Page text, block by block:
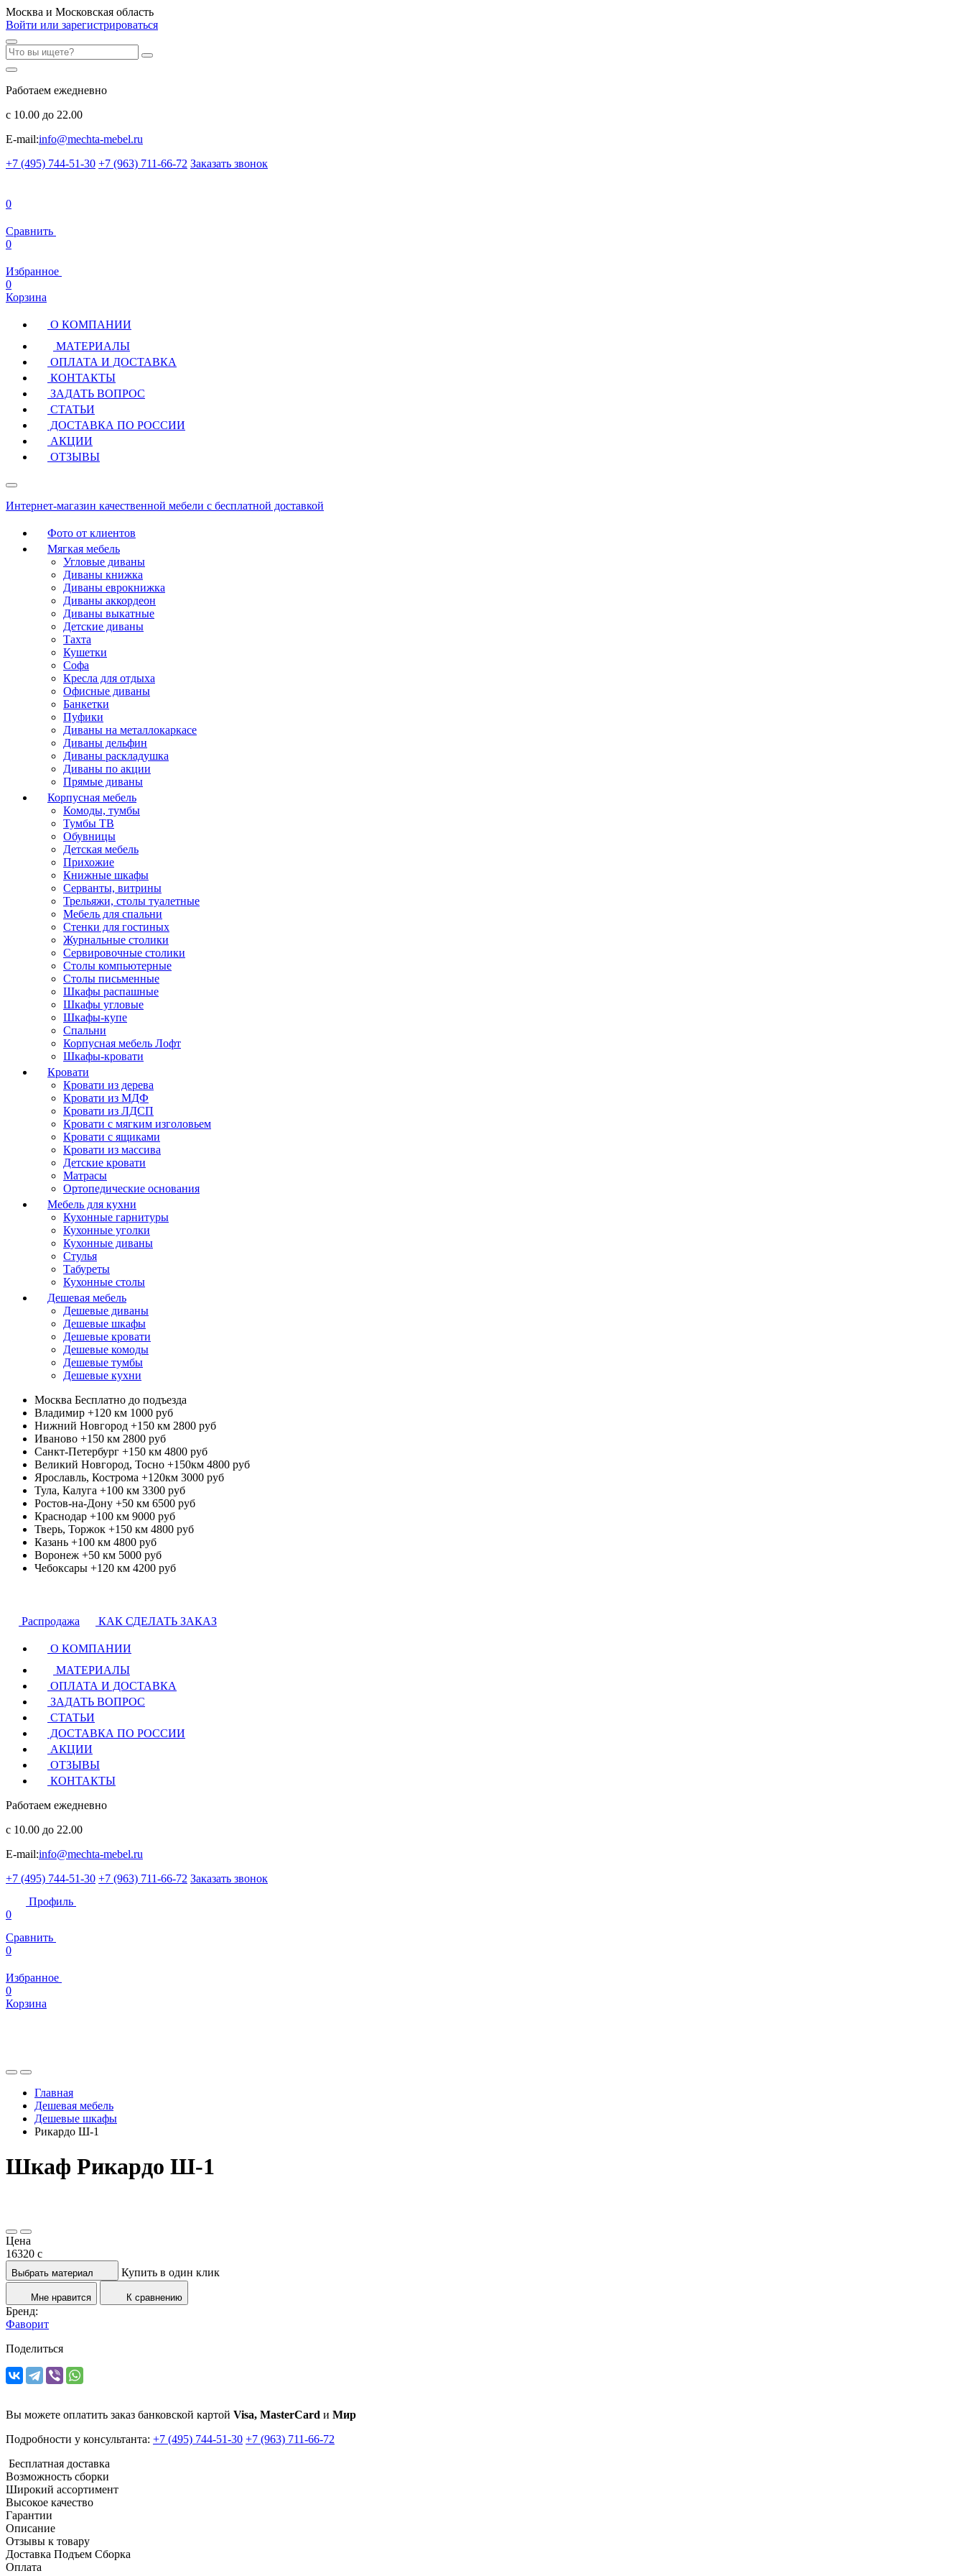
Москва и Московская область
Войти или зарегистрироваться
Работаем ежедневно
с 10.00 до 22.00
E-mail:info@mechta-mebel.ru
+7 (495) 744-51-30 +7 (963) 711-66-72 Заказать звонок
0
Сравнить
0
Избранное
0
Корзина
О КОМПАНИИ
МАТЕРИАЛЫ
ОПЛАТА И ДОСТАВКА
КОНТАКТЫ
ЗАДАТЬ ВОПРОС
СТАТЬИ
ДОСТАВКА ПО РОССИИ
АКЦИИ
ОТЗЫВЫ
Интернет-магазин качественной мебели с бесплатной доставкой
Фото от клиентов
Мягкая мебель
Угловые диваны
Диваны книжка
Диваны еврокнижка
Диваны аккордеон
Диваны выкатные
Детские диваны
Тахта
Кушетки
Софа
Кресла для отдыха
Офисные диваны
Банкетки
Пуфики
Диваны на металлокаркасе
Диваны дельфин
Диваны раскладушка
Диваны по акции
Прямые диваны
Корпусная мебель
Комоды, тумбы
Тумбы ТВ
Обувницы
Детская мебель
Прихожие
Книжные шкафы
Серванты, витрины
Трельяжи, столы туалетные
Мебель для спальни
Стенки для гостиных
Журнальные столики
Сервировочные столики
Столы компьютерные
Столы письменные
Шкафы распашные
Шкафы угловые
Шкафы-купе
Спальни
Корпусная мебель Лофт
Шкафы-кровати
Кровати
Кровати из дерева
Кровати из МДФ
Кровати из ЛДСП
Кровати с мягким изголовьем
Кровати с ящиками
Кровати из массива
Детские кровати
Матрасы
Ортопедические основания
Мебель для кухни
Кухонные гарнитуры
Кухонные уголки
Кухонные диваны
Стулья
Табуреты
Кухонные столы
Дешевая мебель
Дешевые диваны
Дешевые шкафы
Дешевые кровати
Дешевые комоды
Дешевые тумбы
Дешевые кухни
Москва Бесплатно до подъезда
Владимир +120 км 1000 руб
Нижний Новгород +150 км 2800 руб
Иваново +150 км 2800 руб
Санкт-Петербург +150 км 4800 руб
Великий Новгород, Тосно +150км 4800 руб
Ярославль, Кострома +120км 3000 руб
Тула, Калуга +100 км 3300 руб
Ростов-на-Дону +50 км 6500 руб
Краснодар +100 км 9000 руб
Тверь, Торжок +150 км 4800 руб
Казань +100 км 4800 руб
Воронеж +50 км 5000 руб
Чебоксары +120 км 4200 руб
Распродажа КАК СДЕЛАТЬ ЗАКАЗ
О КОМПАНИИ
МАТЕРИАЛЫ
ОПЛАТА И ДОСТАВКА
ЗАДАТЬ ВОПРОС
СТАТЬИ
ДОСТАВКА ПО РОССИИ
АКЦИИ
ОТЗЫВЫ
КОНТАКТЫ
Работаем ежедневно
с 10.00 до 22.00
E-mail:info@mechta-mebel.ru
+7 (495) 744-51-30 +7 (963) 711-66-72 Заказать звонок
Профиль
0
Сравнить
0
Избранное
0
Корзина
Главная
Дешевая мебель
Дешевые шкафы
Рикардо Ш-1
Шкаф Рикардо Ш-1
Цена
16320 c
Выбрать материал Купить в один клик
Мне нравится К сравнению
Бренд:
Фаворит
Поделиться
Вы можете оплатить заказ банковской картой Visa, MasterCard и Мир
Подробности у консультанта: +7 (495) 744-51-30 +7 (963) 711-66-72
Бесплатная доставка
Возможность сборки
Широкий ассортимент
Высокое качество
Гарантии
Описание
Отзывы к товару
Доставка Подъем Сборка
Оплата